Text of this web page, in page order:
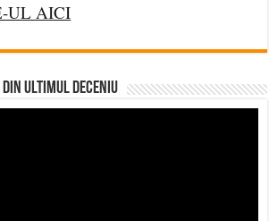
UL AICI
ULTIMUL DECENIU